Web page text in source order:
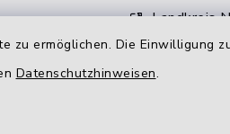
zu ermöglichen. Die Einwilligung
Datenschutzhinweisen.
Landkreis
Windsheim